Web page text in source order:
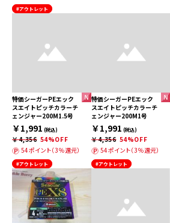
#アウトレット
特価シーガーPEエック
スエイトピッチカラーチ
ェンジャー200M1.5号
￥1,991 (税込)
￥4,356 54%OFF
54ポイント（3％還元）
#アウトレット
特価シーガーPEエック
スエイトピッチカラーチ
ェンジャー200M1号
￥1,991 (税込)
￥4,356 54%OFF
54ポイント（3％還元）
#アウトレット